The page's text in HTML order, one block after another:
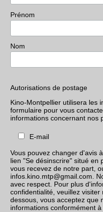
Prénom
Nom
Autorisations de postage
Kino-Montpellier utilisera les
formulaire pour vous
informations concernant nos
E-mail
Vous pouvez changer d'avis
lien "Se désinscrire" situé en
vous recevez de notre part,
infos.kino.mtp@gmail.com.
avec respect. Pour plus
confidentialité, veuillez
dessous, vous acceptez que
informations conformément à